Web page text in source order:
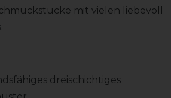
mit vielen liebevoll
dreischichtiges